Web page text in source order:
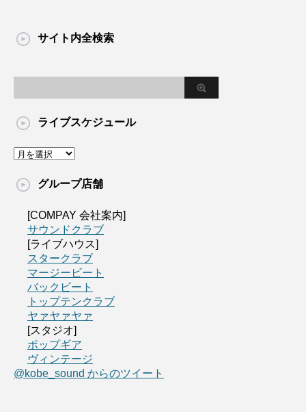
サイト内全検索
ライブスケジュール
グループ店舗
[COMPAY 会社案内]
サウンドクラブ
[ライブハウス]
スタークラブ
マージービート
バックビート
トップテンクラブ
ヤァヤァヤァ
[スタジオ]
ポップギア
ヴィンテージ
@kobe_sound からのツイート